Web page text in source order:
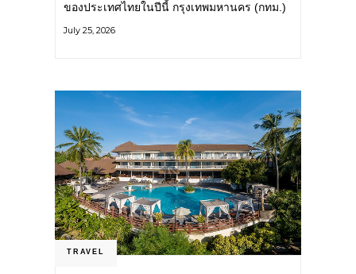
ของประเทศไทยในปีนี้ กรุงเทพมหานคร (กทม.)
โครงสร้างพื้นฐาน
July 25, 2026
TRAVEL